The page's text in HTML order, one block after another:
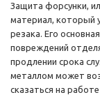
Защита форсунки,
материал, который
резака. Его
повреждений
продлении срока
металлом может
сказаться на